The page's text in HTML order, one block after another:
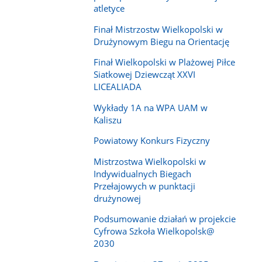
atletyce
Finał Mistrzostw Wielkopolski w
Drużynowym Biegu na Orientację
Finał Wielkopolski w Plażowej Piłce
Siatkowej Dziewcząt XXVI
LICEALIADA
Wykłady 1A na WPA UAM w
Kaliszu
Powiatowy Konkurs Fizyczny
Mistrzostwa Wielkopolski w
Indywidualnych Biegach
Przełajowych w punktacji
drużynowej
Podsumowanie działań w projekcie
Cyfrowa Szkoła Wielkopolsk@
2030